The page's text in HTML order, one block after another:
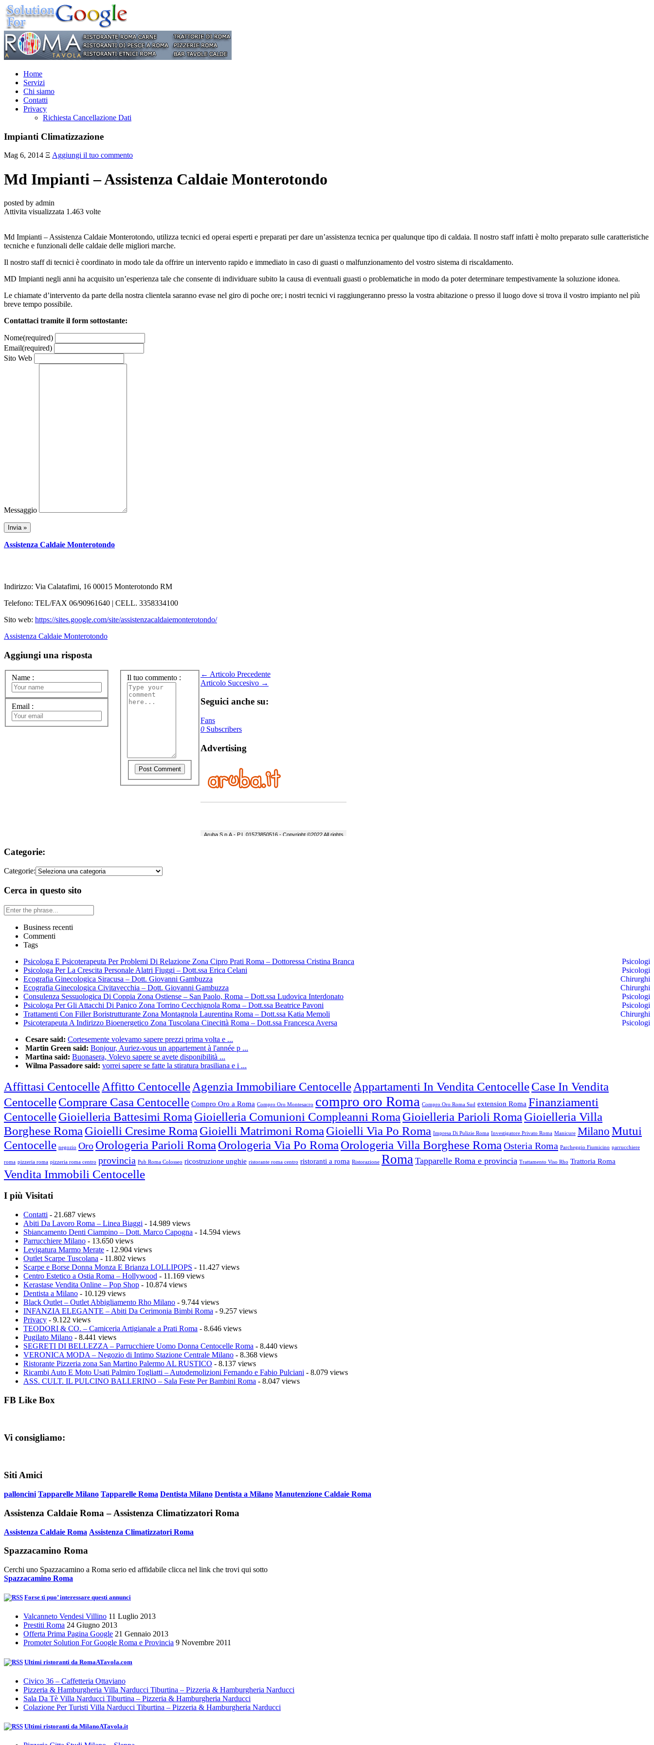
Home
Servizi
Chi siamo
Contatti
Privacy
Richiesta Cancellazione Dati
Impianti Climatizzazione
Mag 6, 2014 Ξ Aggiungi il tuo commento
Md Impianti – Assistenza Caldaie Monterotondo
posted by admin
Attivita visualizzata 1.463 volte
Md Impianti – Assistenza Caldaie Monterotondo, utilizza tecnici ed operai esperti e preparati per dare un’assistenza tecnica per qualunque tipo di caldaia. Il nostro staff infatti è molto preparato sulle caratteristiche
tecniche e funzionali delle caldaie delle migliori marche.
Il nostro staff di tecnici è coordinato in modo tale da offrire un intervento rapido e immediato in caso di guasti o malfunzionamento del vostro sistema di riscaldamento.
MD Impianti negli anni ha acquisito un’esperienza tale che consente di individuare subito la causa di eventuali guasti o problematiche in modo da poter determinare tempestivamente la soluzione idonea.
Le chiamate d’intervento da parte della nostra clientela saranno evase nel giro di poche ore; i nostri tecnici vi raggiungeranno presso la vostra abitazione o presso il luogo dove si trova il vostro impianto nel più
breve tempo possibile.
Contattaci tramite il form sottostante:
Nome(required)
Email(required)
Sito Web
Messaggio
Assistenza Caldaie Monterotondo
Indirizzo: Via Calatafimi, 16 00015 Monterotondo RM
Telefono: TEL/FAX 06/90961640 | CELL. 3358334100
Sito web: https://sites.google.com/site/assistenzacaldaiemonterotondo/
Assistenza Caldaie Monterotondo
Aggiungi una risposta
Name :
Email :
Il tuo commento :
← Articolo Precedente
Articolo Succesivo →
Seguici anche su:
Fans
0 Subscribers
Advertising
Categorie:
Categorie:
Cerca in questo sito
Business recenti
Commenti
Tags
Psicologa E Psicoterapeuta Per Problemi Di Relazione Zona Cipro Prati Roma – Dottoressa Cristina Branca
Psicologi
Psicologa Per La Crescita Personale Alatri Fiuggi – Dott.ssa Erica Celani
Psicologi
Ecografia Ginecologica Siracusa – Dott. Giovanni Gambuzza
Chirurghi
Ecografia Ginecologica Civitavecchia – Dott. Giovanni Gambuzza
Chirurghi
Consulenza Sessuologica Di Coppia Zona Ostiense – San Paolo, Roma – Dott.ssa Ludovica Interdonato
Psicologi
Psicologa Per Gli Attacchi Di Panico Zona Torrino Cecchignola Roma – Dott.ssa Beatrice Pavoni
Psicologi
Trattamenti Con Filler Boristrutturante Zona Montagnola Laurentina Roma – Dott.ssa Katia Memoli
Chirurghi
Psicoterapeuta A Indirizzo Bioenergetico Zona Tuscolana Cinecittà Roma – Dott.ssa Francesca Aversa
Psicologi
Cesare said: Cortesemente volevamo sapere prezzi prima volta e ...
Martin Green said: Bonjour, Auriez-vous un appartement à l'année p ...
Martina said: Buonasera, Volevo sapere se avete disponibilità ...
Wilma Passadore said: vorrei sapere se fatte la stiratura brasiliana e i ...
Affittasi Centocelle Affitto Centocelle Agenzia Immobiliare Centocelle Appartamenti In Vendita CentocelleCase In Vendita
CentocelleComprare Casa Centocelle Compro Oro a Roma Compro Oro Montesacro compro oro Roma Compro Oro Roma Sud extension Roma Finanziamenti
CentocelleGioielleria Battesimi Roma Gioielleria Comunioni Compleanni Roma Gioielleria Parioli Roma Gioielleria Villa
Borghese Roma Gioielli Cresime Roma Gioielli Matrimoni Roma Gioielli Via Po Roma Impresa Di Pulizie Roma Investigatore Privato Roma Manicure Milano Mutui
Centocelle negozio Oro Orologeria Parioli Roma Orologeria Via Po Roma Orologeria Villa Borghese Roma Osteria Roma Parcheggio Fiumicino parrucchiere
roma pizzeria roma pizzeria roma centro provincia Pub Roma Colosseo ricostruzione unghie ristorante roma centro ristoranti a roma Ristorazione Roma Tapparelle Roma e provincia Trattamento Viso Rho Trattoria Roma
Vendita Immobili Centocelle
I più Visitati
Contatti - 21.687 views
Abiti Da Lavoro Roma – Linea Biaggi - 14.989 views
Sbiancamento Denti Ciampino – Dott. Marco Capogna - 14.594 views
Parrucchiere Milano - 13.650 views
Levigatura Marmo Merate - 12.904 views
Outlet Scarpe Tuscolana - 11.802 views
Scarpe e Borse Donna Monza E Brianza LOLLIPOPS - 11.427 views
Centro Estetico a Ostia Roma – Hollywood - 11.169 views
Kerastase Vendita Online – Pop Shop - 10.874 views
Dentista a Milano - 10.129 views
Black Outlet – Outlet Abbigliamento Rho Milano - 9.744 views
INFANZIA ELEGANTE – Abiti Da Cerimonia Bimbi Roma - 9.257 views
Privacy - 9.122 views
TEODORI & CO. – Camiceria Artigianale a Prati Roma - 8.646 views
Pugilato Milano - 8.441 views
SEGRETI DI BELLEZZA – Parrucchiere Uomo Donna Centocelle Roma - 8.440 views
VERONICA MODA – Negozio di Intimo Stazione Centrale Milano - 8.368 views
Ristorante Pizzeria zona San Martino Palermo AL RUSTICO - 8.137 views
Ricambi Auto E Moto Usati Palmiro Togliatti – Autodemolizioni Fernando e Fabio Pulciani - 8.079 views
ASS. CULT. IL PULCINO BALLERINO – Sala Feste Per Bambini Roma - 8.047 views
FB Like Box
Vi consigliamo:
Siti Amici
palloncini Tapparelle Milano Tapparelle Roma Dentista Milano Dentista a Milano Manutenzione Caldaie Roma
Assistenza Caldaie Roma – Assistenza Climatizzatori Roma
Assistenza Caldaie Roma Assistenza Climatizzatori Roma
Spazzacamino Roma
Cerchi uno Spazzacamino a Roma serio ed affidabile clicca nel link che trovi qui sotto
Spazzacamino Roma
Forse ti puo’ interessare questi annunci
Valcanneto Vendesi Villino 11 Luglio 2013
Prestiti Roma 24 Giugno 2013
Offerta Prima Pagina Google 21 Gennaio 2013
Promoter Solution For Google Roma e Provincia 9 Novembre 2011
Ultimi ristoranti da RomaATavola.com
Civico 36 – Caffetteria Ottaviano
Pizzeria & Hamburgheria Villa Narducci Tiburtina – Pizzeria & Hamburgheria Narducci
Sala Da Tè Villa Narducci Tiburtina – Pizzeria & Hamburgheria Narducci
Colazione Per Turisti Villa Narducci Tiburtina – Pizzeria & Hamburgheria Narducci
Ultimi ristoranti da MilanoATavola.it